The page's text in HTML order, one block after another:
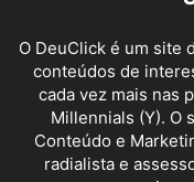
O DeuClick é um site
conteúdos de
cada vez mais nas
Millennials (Y). O
Conteúdo e
radialista e